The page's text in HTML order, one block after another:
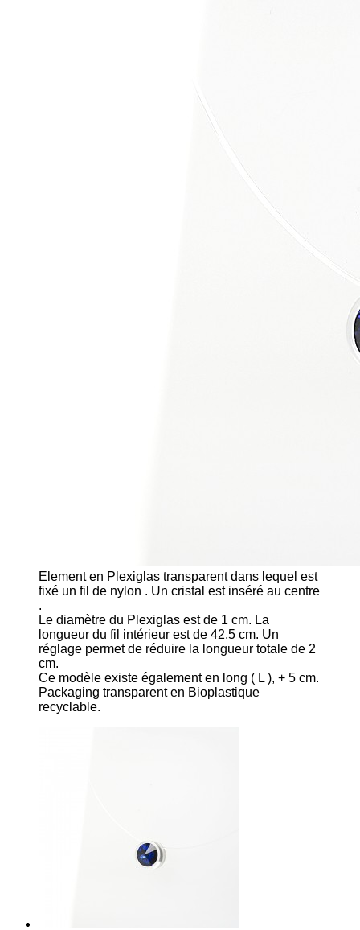
Element en Plexiglas transparent dans lequel est
fixé un fil de nylon . Un cristal est inséré au centre
.
Le diamètre du Plexiglas est de 1 cm. La
longueur du fil intérieur est de 42,5 cm. Un
réglage permet de réduire la longueur totale de 2
cm.
Ce modèle existe également en long ( L ), + 5 cm.
Packaging transparent en Bioplastique
recyclable.